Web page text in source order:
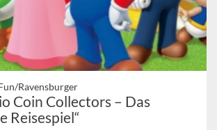
Ravensburger
Coin Collectors – Das
Reisespiel“